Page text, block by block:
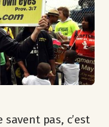
pas, c’est